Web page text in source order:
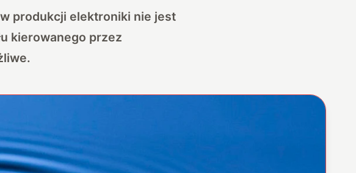
produkcji elektroniki nie jest
kierowanego przez